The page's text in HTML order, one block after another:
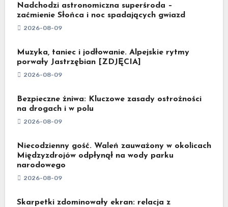
Nadchodzi astronomiczna superśroda –
zaćmienie Słońca i noc spadających gwiazd
2026-08-09
Muzyka, taniec i jodłowanie. Alpejskie rytmy
porwały Jastrzębian [ZDJĘCIA]
2026-08-09
Bezpieczne żniwa: Kluczowe zasady ostrożności
na drogach i w polu
2026-08-09
Niecodzienny gość. Waleń zauważony w okolicach
Międzyzdrojów odpłynął na wody parku
narodowego
2026-08-09
Skarpetki zdominowały ekran: relacja z